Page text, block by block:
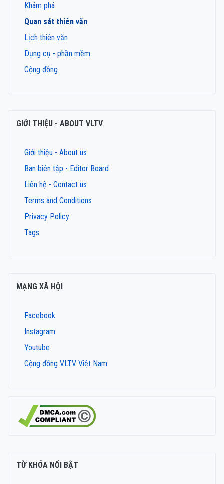
Khám phá
Quan sát thiên văn
Lịch thiên văn
Dụng cụ - phần mềm
Cộng đồng
GIỚI THIỆU - ABOUT VLTV
Giới thiệu - About us
Ban biên tập - Editor Board
Liên hệ - Contact us
Terms and Conditions
Privacy Policy
Tags
MẠNG XÃ HỘI
Facebook
Instagram
Youtube
Cộng đồng VLTV Việt Nam
TỪ KHÓA NỔI BẬT